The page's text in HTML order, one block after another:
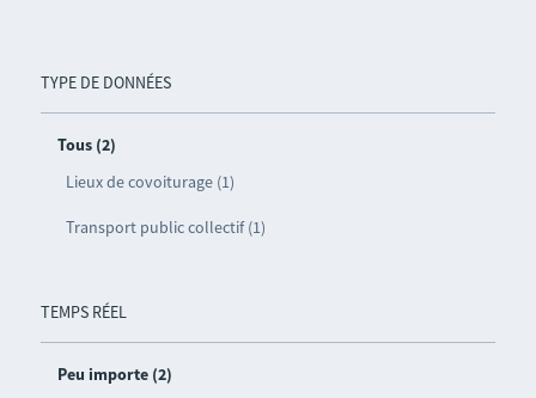
TYPE DE DONNÉES
Tous (2)
Lieux de covoiturage (1)
Transport public collectif (1)
TEMPS RÉEL
Peu importe (2)